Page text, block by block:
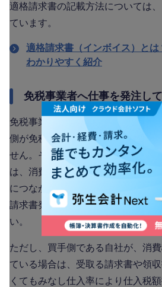
適格請求書の記載方法については
ています。
適格請求書（インボイス）と
わかりやすく紹介
免税事業者へ仕事を発注し
免税事業者へ仕事を発注している
側が免税事業者のままでいると、
せん。その結果、免税事業者（売
は、消費税の仕入税額控除ができ
につながります。売手側である免
請求書発行事業者へ登録している
い。
ただし、買手側である自社が、消
ている場合は、受取る請求書や領
くてもみなし仕入率により仕入税